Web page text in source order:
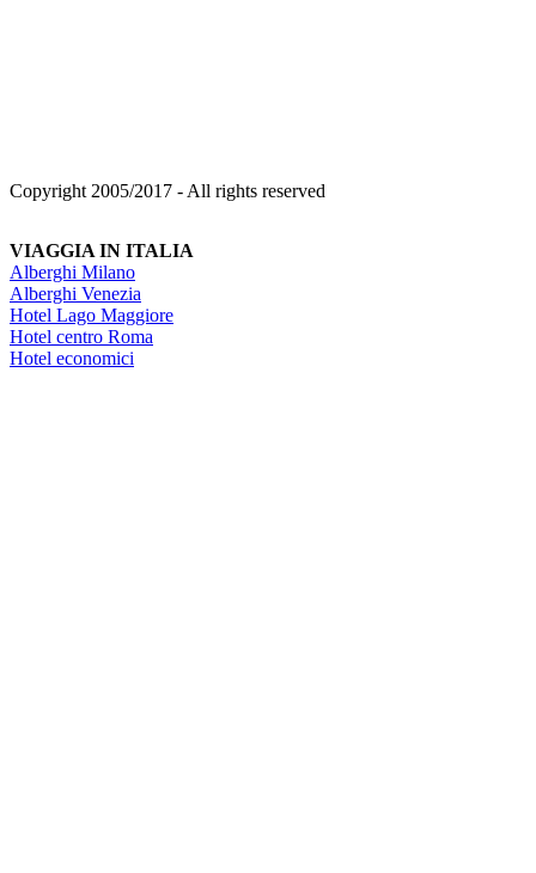
Copyright 2005/2017 - All rights reserved
VIAGGIA IN ITALIA
Alberghi Milano
Alberghi Venezia
Hotel Lago Maggiore
Hotel centro Roma
Hotel economici